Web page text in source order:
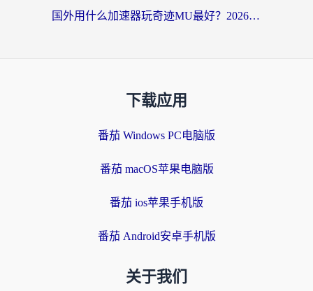
国外用什么加速器玩奇迹MU最好？2026海外玩家国服游戏加速全攻略
下载应用
番茄 Windows PC电脑版
番茄 macOS苹果电脑版
番茄 ios苹果手机版
番茄 Android安卓手机版
关于我们